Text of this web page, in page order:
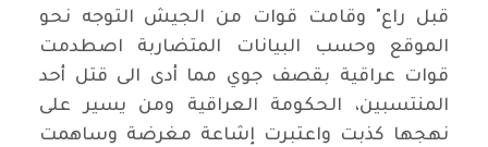
قبل راع" وقامت قوات من الجيش التوجه نحو
الموقع وحسب البيانات المتضاربة اصطدمت
قوات عراقية بقصف جوي مما أدى الى قتل أحد
المنتسبين، الحكومة العراقية ومن يسير على
نهجها كذبت واعتبرت إشاعة مغرضة وساهمت